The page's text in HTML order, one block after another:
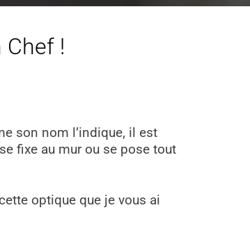
Chef !
son nom l’indique, il est
fixe au mur ou se pose tout
optique que je vous ai